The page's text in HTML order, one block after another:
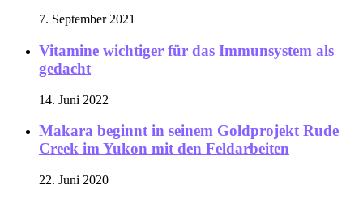
7. September 2021
Vitamine wichtiger für das Immunsystem als
gedacht
14. Juni 2022
Makara beginnt in seinem Goldprojekt Rude
Creek im Yukon mit den Feldarbeiten
22. Juni 2020